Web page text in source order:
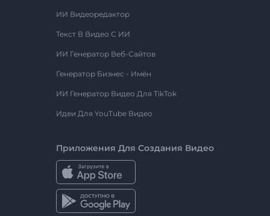
ИИ Видеоредактор
Текст В Видео С ИИ
ИИ Генератор Веб-Сайтов
Генератор Бизнес - Имён
ИИ Генератор Видео Для TikTok
Идеи Для YouTube Видео
Приложения Для Создания Видео